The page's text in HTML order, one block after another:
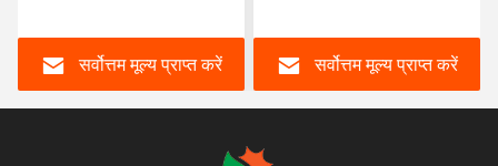
बास टोना नरम पैडल पूंछ टोना
सर्वोत्तम मूल्य प्राप्त करें
बास आमिष
सर्वोत्तम मूल्य प्राप्त करें